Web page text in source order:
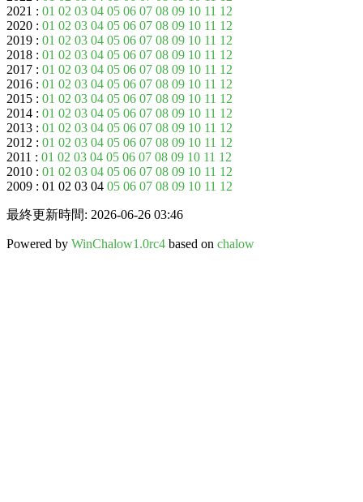
2021 : 01 02 03 04 05 06 07 08 09 10 11 12
2020 : 01 02 03 04 05 06 07 08 09 10 11 12
2019 : 01 02 03 04 05 06 07 08 09 10 11 12
2018 : 01 02 03 04 05 06 07 08 09 10 11 12
2017 : 01 02 03 04 05 06 07 08 09 10 11 12
2016 : 01 02 03 04 05 06 07 08 09 10 11 12
2015 : 01 02 03 04 05 06 07 08 09 10 11 12
2014 : 01 02 03 04 05 06 07 08 09 10 11 12
2013 : 01 02 03 04 05 06 07 08 09 10 11 12
2012 : 01 02 03 04 05 06 07 08 09 10 11 12
2011 : 01 02 03 04 05 06 07 08 09 10 11 12
2010 : 01 02 03 04 05 06 07 08 09 10 11 12
2009 : 01 02 03 04 05 06 07 08 09 10 11 12
最終更新時間: 2026-06-26 03:46
Powered by WinChalow1.0rc4 based on chalow